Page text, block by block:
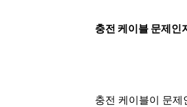
충전 케이블 문제인
충전 케이블이 문